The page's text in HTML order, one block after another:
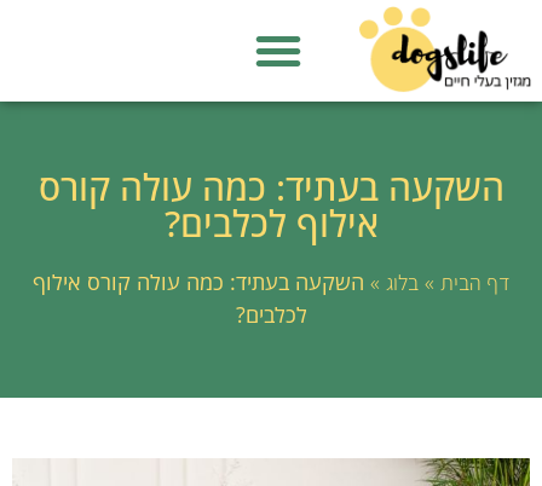
השקעה בעתיד: כמה עולה קורס
אילוף לכלבים?
דף הבית »בלוג » השקעה בעתיד: כמה עולה קורס אילוף
לכלבים?